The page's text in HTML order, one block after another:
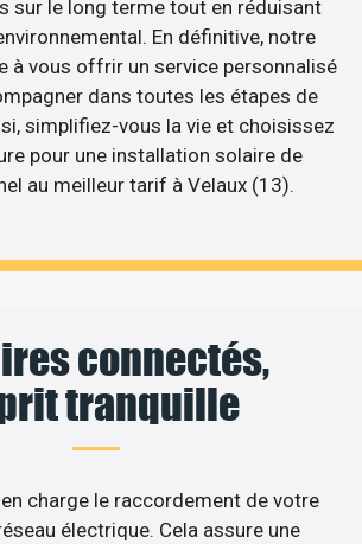
sur le long terme tout en réduisant
En définitive, notre
à vous offrir un service personnalisé
dans toutes les étapes de
simplifiez-vous la vie et choisissez
pour une installation solaire de
au meilleur tarif à Velaux (13).
connectés,
tranquille
charge le raccordement de votre
électrique. Cela assure une